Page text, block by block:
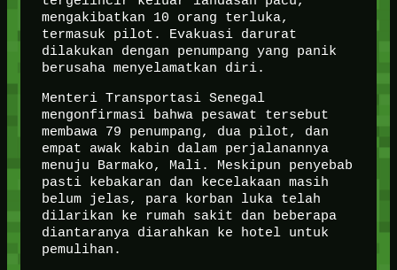
mengakibatkan 10 orang terluka,
termasuk pilot. Evakuasi darurat
dilakukan dengan penumpang yang panik
berusaha menyelamatkan diri.
Menteri Transportasi Senegal
mengonfirmasi bahwa pesawat tersebut
membawa 79 penumpang, dua pilot, dan
empat awak kabin dalam perjalanannya
menuju Barmako, Mali. Meskipun penyebab
pasti kebakaran dan kecelakaan masih
belum jelas, para korban luka telah
dilarikan ke rumah sakit dan beberapa
diantaranya diarahkan ke hotel untuk
pemulihan.